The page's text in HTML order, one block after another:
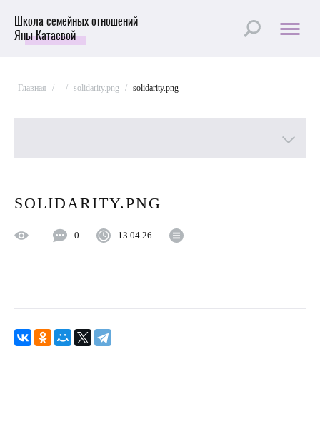
Школа семейных отношений
Яны Катаевой
Главная / / solidarity.png / solidarity.png
SOLIDARITY.PNG
0 13.04.26
Лучшие статьи
Пройти Тест
Улучшить отношения с мужем
Секс